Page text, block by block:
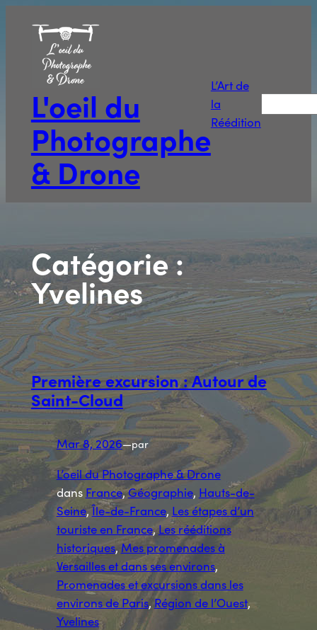
contenu
L'oeil du
Photographe
& Drone
L’Art de
la
Réédition
Catégorie :
Yvelines
Première excursion : Autour de
Saint-Cloud
Mar 8, 2026—par
L’oeil du Photographe & Drone
dans France, Géographie, Hauts-de-
Seine, Île-de-France, Les étapes d’un
touriste en France, Les rééditions
historiques, Mes promenades à
Versailles et dans ses environs
Promenades et excursions dans les
environs de Paris, Région de l’Ouest
Yvelines